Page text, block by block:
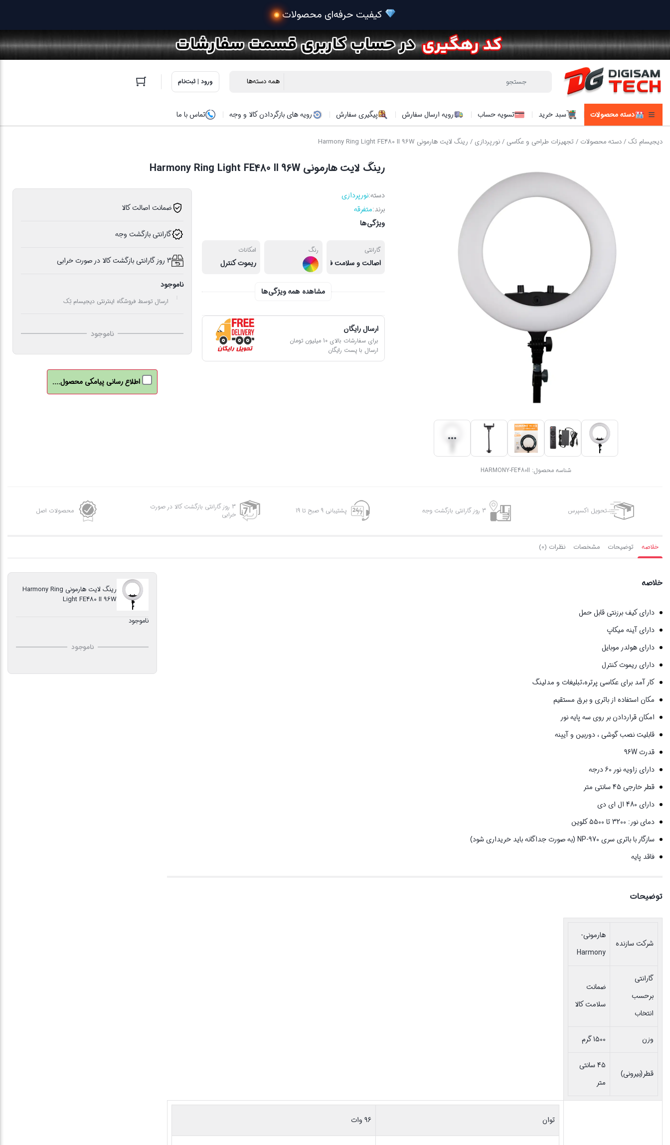
ورود | ثبت‌نام
دسته محصولات سبد خرید تسویه حساب رویه ارسال سفارش پیگیری سفارش رویه های بازگردادن کالا و وجه تماس با ما
دیجیسام تک/دسته محصولات /تجهیزات طراحی و عکاسی /نورپردازی / رينگ لايت هارموني Harmony Ring Light FE480 II 96W
شناسه محصول: HARMONY-FE480II
رينگ لايت هارموني Harmony Ring Light FE480 II 96W
دسته:نورپردازی
برند:متفرقه
ویژگی‌ها
گارانتی
اصالت و سلامت فیزیکی کالا
رنگ امکانات
ریموت کنترل
مشاهده همه ویژگی‌ها
ارسال رایگان
برای سفارشات بالای 10 میلیون تومان
ارسال با پست رایگان
ضمانت اصالت کالا
گارانتی بازگشت وجه
3 روز گارانتی بازگشت کالا در صورت خرابی
ناموجود
ارسال توسط فروشگاه اینترنتی دیجیسام تِک
ناموجود
اطلاع رسانی پیامکی محصول....
تحویل اکسپرس 3 روز گارانتی بازگشت وجه پشتیبانی 9 صبح تا 19
3 روز گارانتی بازگشت کالا در صورت
خرابی
محصولات اصل
خلاصه توضیحات مشخصات نظرات (0)
خلاصه
دارای کیف برزنتی قابل حمل
دارای آینه میکاپ
دارای هولدر موبایل
دارای ریموت کنترل
کار آمد برای عکاسی پرتره،تبلیغات و مدلینگ
مکان استفاده از باتری و برق مستقیم
امکان قراردادن بر روی سه پایه نور
قابلیت نصب گوشی ، دوربین و آیینه
قدرت 96W
دارای زاویه نور 60 درجه
قطر خارجی 45 سانتی متر
دارای 480 ال ای دی
دمای نور: 3200 تا 5500 کلوین
سازگار با باتری سری NP-970 (به صورت جداگانه باید خریداری شود)
فاقد پایه
توضیحات
شرکت سازنده
هارمونی-
Harmony
گارانتی
برحسب
انتخاب
ضمانت
سلامت کالا
وزن 1500 گرم
قطر(بیرونی)
45 سانتی
متر
توان 96 وات
رينگ لايت هارموني Harmony Ring
Light FE480 II 96W
ناموجود
ناموجود